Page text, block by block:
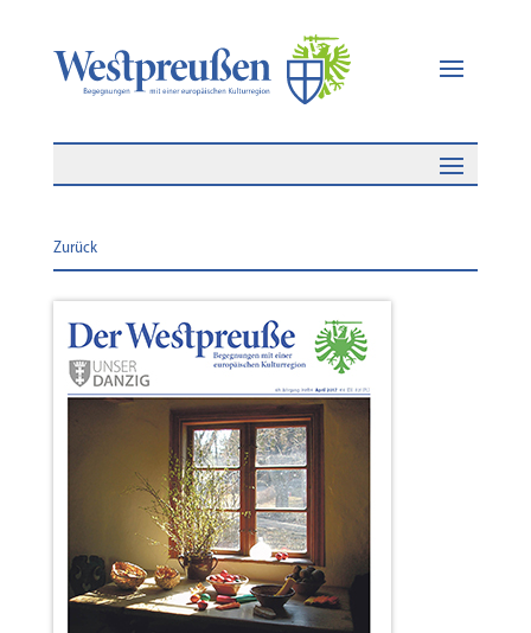
Zurück